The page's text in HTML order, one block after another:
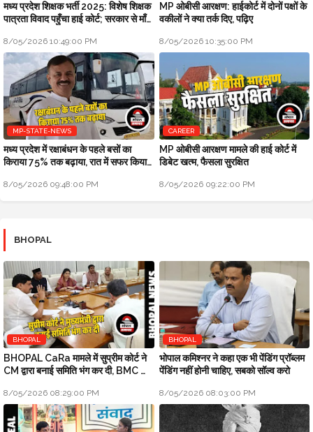
मध्य प्रदेश शिक्षक भर्ती 2025: विशेष शिक्षक
पात्रता विवाद पहुँचा हाई कोर्ट; सरकार से माँगा
8/05/2026 10:49:00 PM
MP ओबीसी आरक्षण: हाईकोर्ट में दोनों पक्षों के
वकीलों ने क्या तर्क दिए, पढ़िए
8/05/2026 10:35:00 PM
MP-STATE-NEWS
मध्य प्रदेश में रक्षाबंधन के पहले बसों का
किराया 75% तक बढ़ाया, रात में सफर किया
8/05/2026 09:48:00 PM
CAREER
MP ओबीसी आरक्षण मामले की हाई कोर्ट में
डिबेट खत्म, फैसला सुरक्षित
8/05/2026 09:22:00 PM
BHOPAL
BHOPAL
BHOPAL CaRa मामले में सुप्रीम कोर्ट ने
CM द्वारा बनाई समिति भंग कर दी, BMC को
8/05/2026 08:29:00 PM
BHOPAL
भोपाल कमिश्नर ने कहा एक भी पेंडिंग प्रॉब्लम
पेंडिंग नहीं होनी चाहिए, सबको सॉल्व करो
8/05/2026 08:03:00 PM